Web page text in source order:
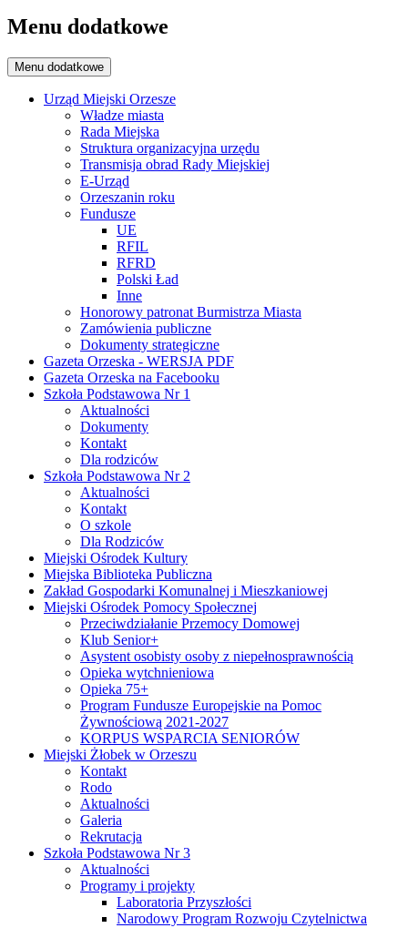
Menu dodatkowe
Menu dodatkowe
Urząd Miejski Orzesze
Władze miasta
Rada Miejska
Struktura organizacyjna urzędu
Transmisja obrad Rady Miejskiej
E-Urząd
Orzeszanin roku
Fundusze
UE
RFIL
RFRD
Polski Ład
Inne
Honorowy patronat Burmistrza Miasta
Zamówienia publiczne
Dokumenty strategiczne
Gazeta Orzeska - WERSJA PDF
Gazeta Orzeska na Facebooku
Szkoła Podstawowa Nr 1
Aktualności
Dokumenty
Kontakt
Dla rodziców
Szkoła Podstawowa Nr 2
Aktualności
Kontakt
O szkole
Dla Rodziców
Miejski Ośrodek Kultury
Miejska Biblioteka Publiczna
Zakład Gospodarki Komunalnej i Mieszkaniowej
Miejski Ośrodek Pomocy Społecznej
Przeciwdziałanie Przemocy Domowej
Klub Senior+
Asystent osobisty osoby z niepełnosprawnością
Opieka wytchnieniowa
Opieka 75+
Program Fundusze Europejskie na Pomoc
Żywnościową 2021-2027
KORPUS WSPARCIA SENIORÓW
Miejski Żłobek w Orzeszu
Kontakt
Rodo
Aktualności
Galeria
Rekrutacja
Szkoła Podstawowa Nr 3
Aktualności
Programy i projekty
Laboratoria Przyszłości
Narodowy Program Rozwoju Czytelnictwa